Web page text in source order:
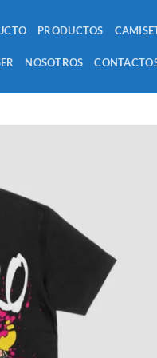
PRODUCTOS
NOSOTROS